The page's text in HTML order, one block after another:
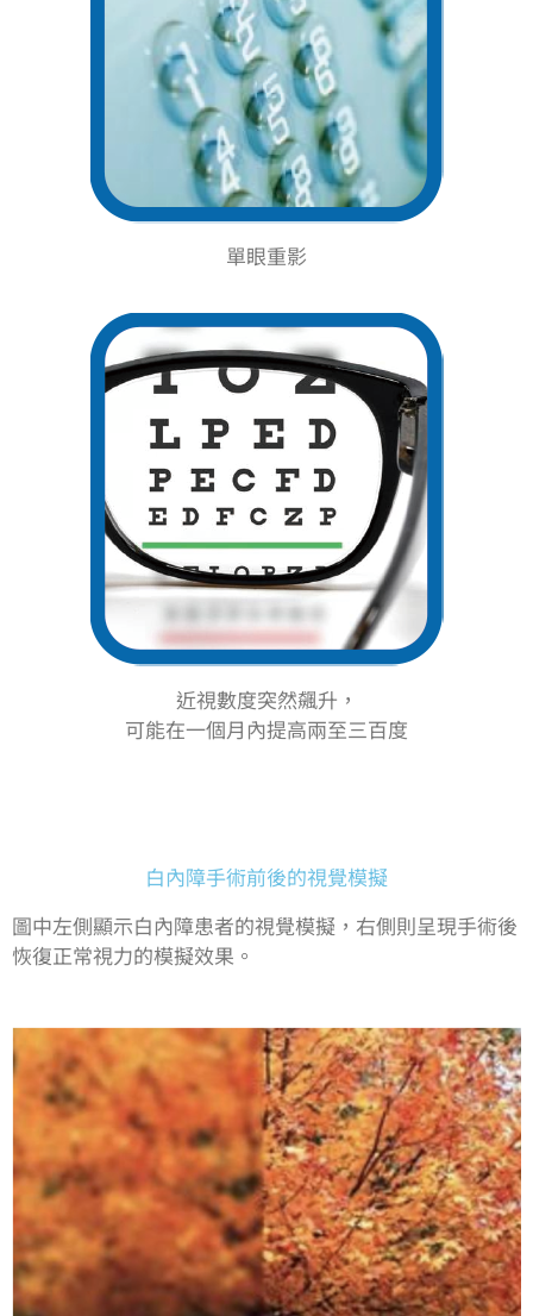
單眼重影
近視數度突然飆升，
可能在一個月內提高兩至三百度
白內障手術前後的視覺模擬
圖中左側顯示白內障患者的視覺模擬，右側則呈現手術後
恢復正常視力的模擬效果。